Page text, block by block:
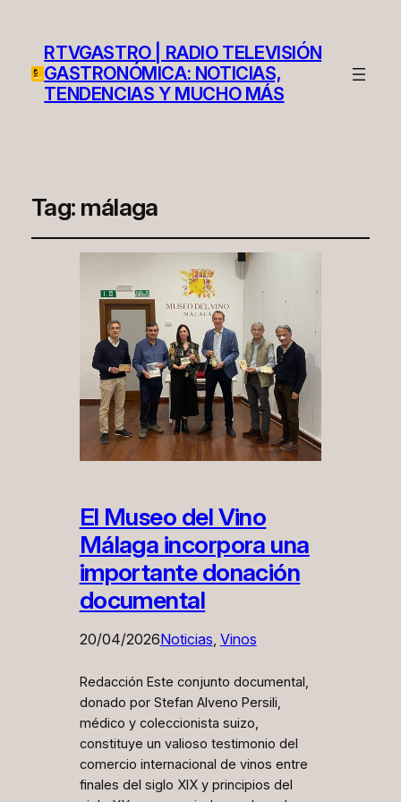
RTVGASTRO | RADIO TELEVISIÓN
GASTRONÓMICA: NOTICIAS,
TENDENCIAS Y MUCHO MÁS
Tag: málaga
El Museo del Vino
Málaga incorpora una
importante donación
documental
20/04/2026Noticias, Vinos
Redacción Este conjunto documental,
donado por Stefan Alveno Persili,
médico y coleccionista suizo,
constituye un valioso testimonio del
comercio internacional de vinos entre
finales del siglo XIX y principios del